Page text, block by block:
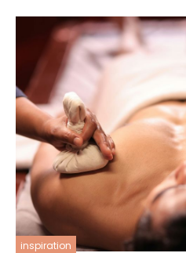
inspiration